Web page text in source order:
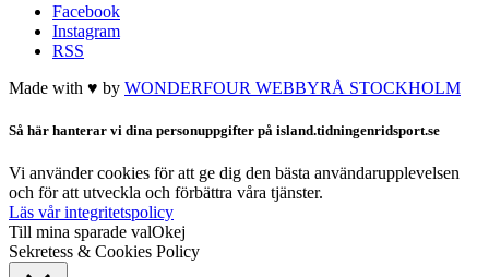
Facebook
Instagram
RSS
Made with ♥ by WONDERFOUR WEBBYRÅ STOCKHOLM
Så här hanterar vi dina personuppgifter på island.tidningenridsport.se
Vi använder cookies för att ge dig den bästa användarupplevelsen
och för att utveckla och förbättra våra tjänster.
Läs vår integritetspolicy
Till mina sparade valOkej
Sekretess & Cookies Policy